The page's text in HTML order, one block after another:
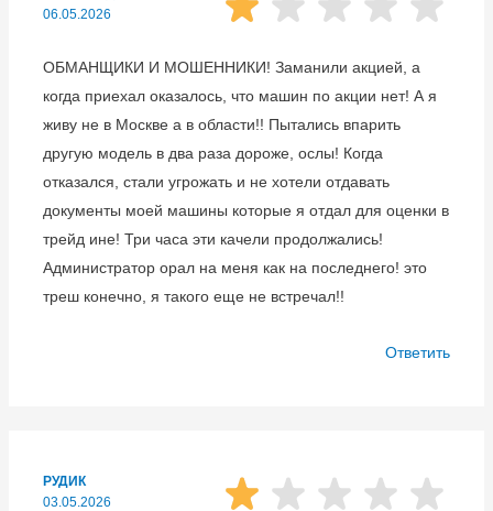
06.05.2026
ОБМАНЩИКИ И МОШЕННИКИ! Заманили акцией, а
когда приехал оказалось, что машин по акции нет! А я
живу не в Москве а в области!! Пытались впарить
другую модель в два раза дороже, ослы! Когда
отказался, стали угрожать и не хотели отдавать
документы моей машины которые я отдал для оценки в
трейд ине! Три часа эти качели продолжались!
Администратор орал на меня как на последнего! это
треш конечно, я такого еще не встречал!!
Ответить
РУДИК
03.05.2026